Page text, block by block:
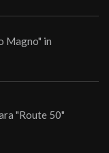
Magno" in
"Route 50"